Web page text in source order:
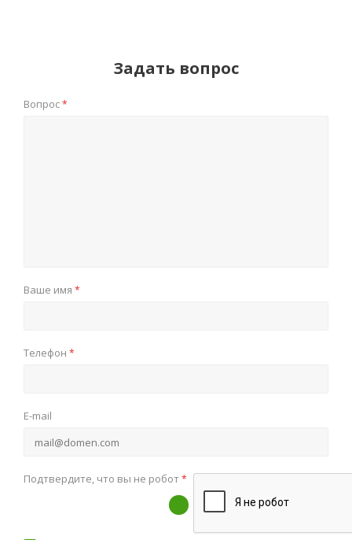
Задать вопрос
Вопрос*
Ваше имя *
Телефон *
E-mail
Подтвердите, что вы не робот*